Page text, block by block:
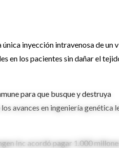
inyección intravenosa de un
en los pacientes sin dañar el
para que busque y destruya
avances en ingeniería genética
Inc acordó pagar 1.000